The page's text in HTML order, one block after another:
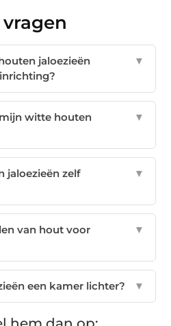
jaloezieën
▼
witte houten
▼
jaloezieën zelf
▼
van hout voor
▼
een kamer lichter? ▼